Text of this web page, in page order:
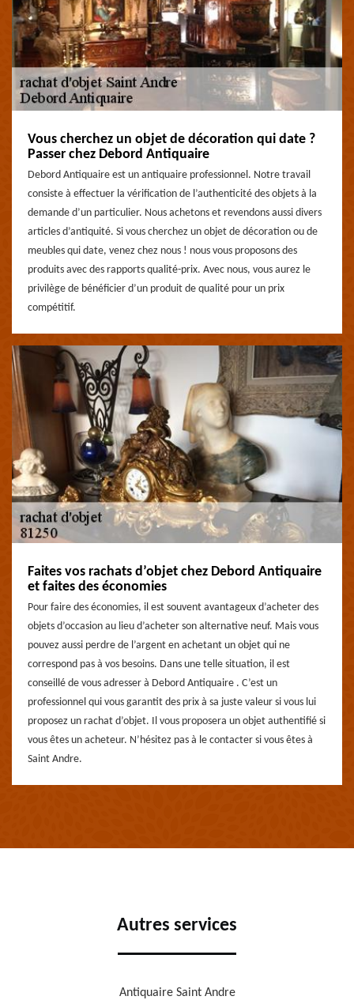
Vous cherchez un objet de décoration qui date ?
Passer chez Debord Antiquaire
Debord Antiquaire est un antiquaire professionnel. Notre travail
consiste à effectuer la vérification de l’authenticité des objets à la
demande d’un particulier. Nous achetons et revendons aussi divers
articles d’antiquité. Si vous cherchez un objet de décoration ou de
meubles qui date, venez chez nous ! nous vous proposons des
produits avec des rapports qualité-prix. Avec nous, vous aurez le
privilège de bénéficier d’un produit de qualité pour un prix
compétitif.
Faites vos rachats d’objet chez Debord Antiquaire
et faites des économies
Pour faire des économies, il est souvent avantageux d’acheter des
objets d’occasion au lieu d’acheter son alternative neuf. Mais vous
pouvez aussi perdre de l’argent en achetant un objet qui ne
correspond pas à vos besoins. Dans une telle situation, il est
conseillé de vous adresser à Debord Antiquaire . C’est un
professionnel qui vous garantit des prix à sa juste valeur si vous lui
proposez un rachat d’objet. Il vous proposera un objet authentifié si
vous êtes un acheteur. N’hésitez pas à le contacter si vous êtes à
Saint Andre.
Autres services
Antiquaire Saint Andre